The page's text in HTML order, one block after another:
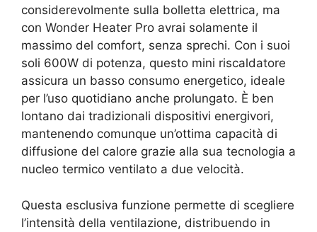
considerevolmente sulla bolletta elettrica, ma
con Wonder Heater Pro avrai solamente il
massimo del comfort, senza sprechi. Con i suoi
soli 600W di potenza, questo mini riscaldatore
assicura un basso consumo energetico, ideale
per l’uso quotidiano anche prolungato. È ben
lontano dai tradizionali dispositivi energivori,
mantenendo comunque un’ottima capacità di
diffusione del calore grazie alla sua tecnologia a
nucleo termico ventilato a due velocità.
Questa esclusiva funzione permette di scegliere
l’intensità della ventilazione, distribuendo in